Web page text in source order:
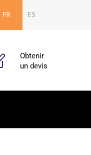
FR ES
Obtenir
un devis